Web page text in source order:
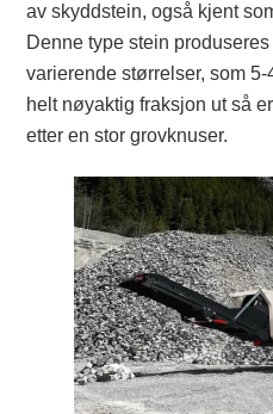
av skyddstein, også kjent
Denne type stein
varierende størrelser, som
helt nøyaktig fraksjon ut så
etter en stor grovknuser.